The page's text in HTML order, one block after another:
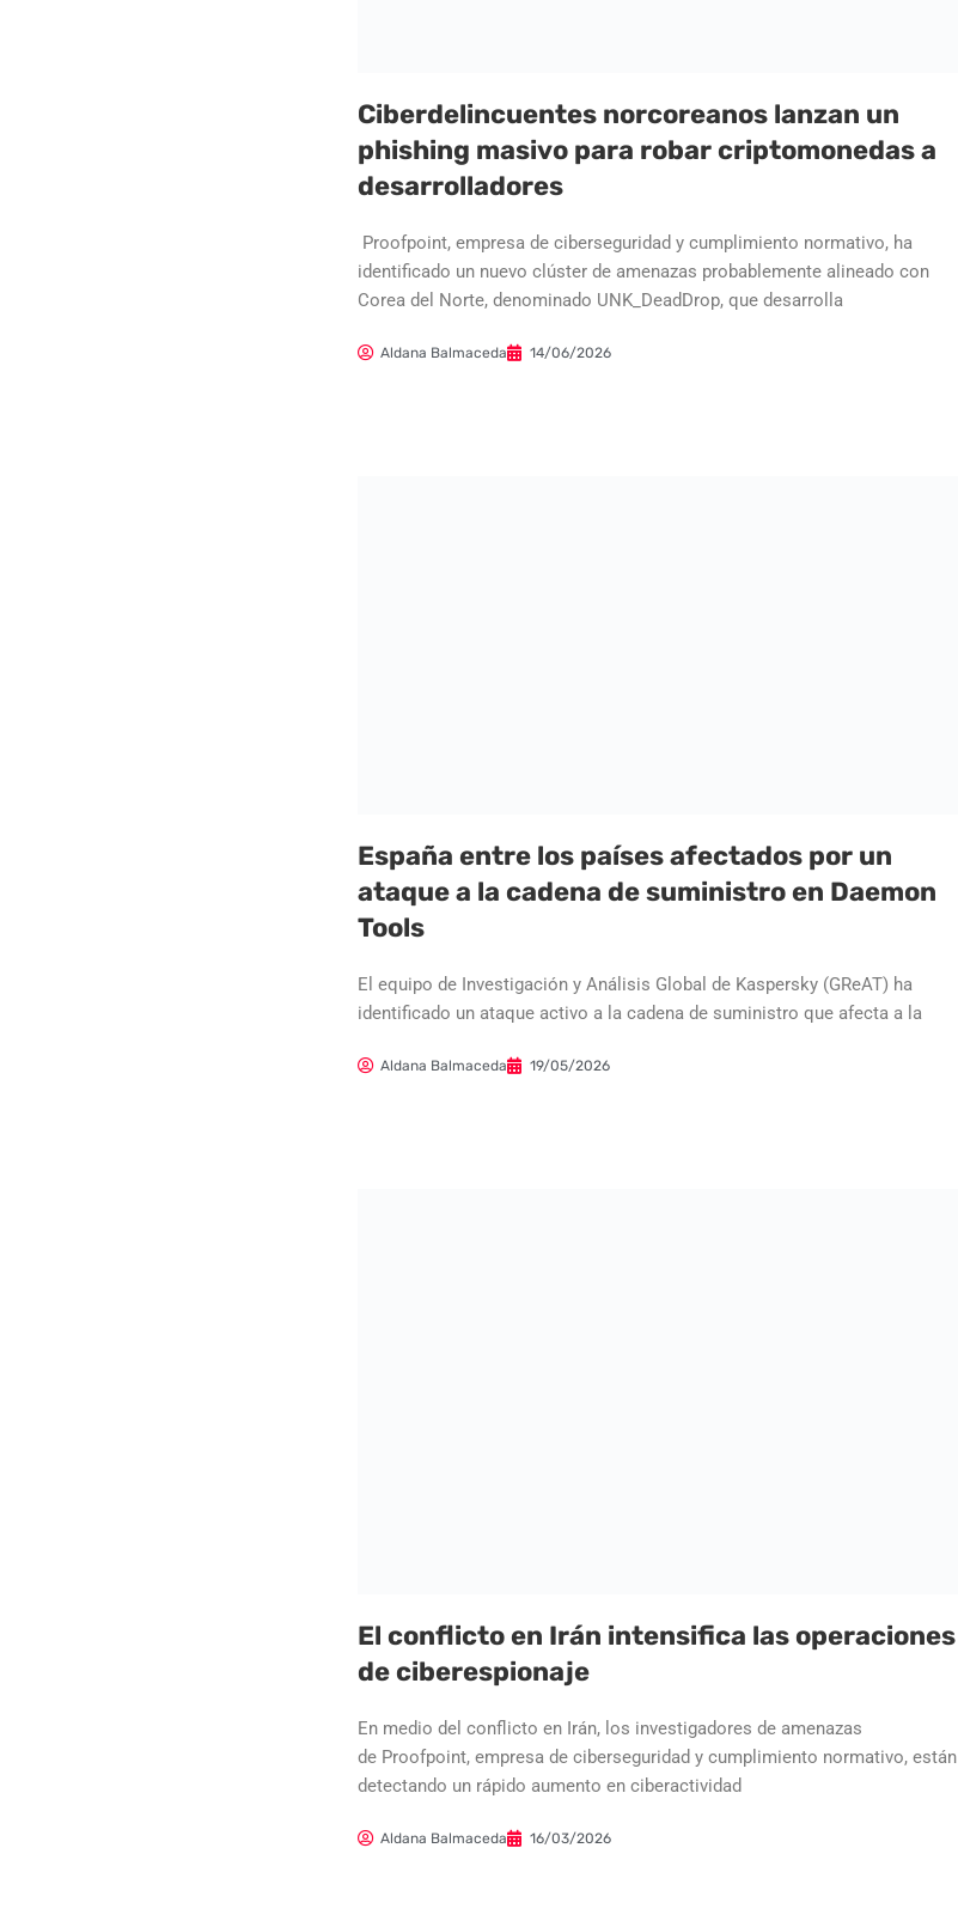
Ciberdelincuentes norcoreanos lanzan un
phishing masivo para robar criptomonedas a
desarrolladores
Proofpoint, empresa de ciberseguridad y cumplimiento normativo, ha
identificado un nuevo clúster de amenazas probablemente alineado con
Corea del Norte, denominado UNK_DeadDrop, que desarrolla
Aldana Balmaceda 14/06/2026
España entre los países afectados por un
ataque a la cadena de suministro en Daemon
Tools
El equipo de Investigación y Análisis Global de Kaspersky (GReAT) ha
identificado un ataque activo a la cadena de suministro que afecta a la
Aldana Balmaceda 19/05/2026
El conflicto en Irán intensifica las operaciones
de ciberespionaje
En medio del conflicto en Irán, los investigadores de amenazas
de Proofpoint, empresa de ciberseguridad y cumplimiento normativo, están
detectando un rápido aumento en ciberactividad
Aldana Balmaceda 16/03/2026